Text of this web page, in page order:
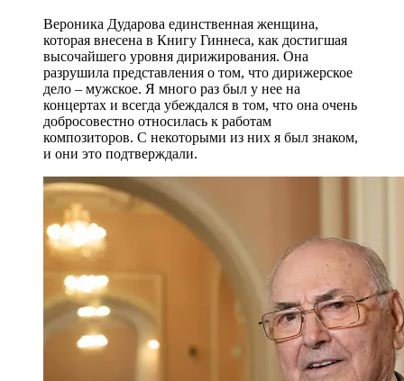
Вероника Дударова единственная женщина,
которая внесена в Книгу Гиннеса, как достигшая
высочайшего уровня дирижирования. Она
разрушила представления о том, что дирижерское
дело – мужское. Я много раз был у нее на
концертах и всегда убеждался в том, что она очень
добросовестно относилась к работам
композиторов. С некоторыми из них я был знаком,
и они это подтверждали.